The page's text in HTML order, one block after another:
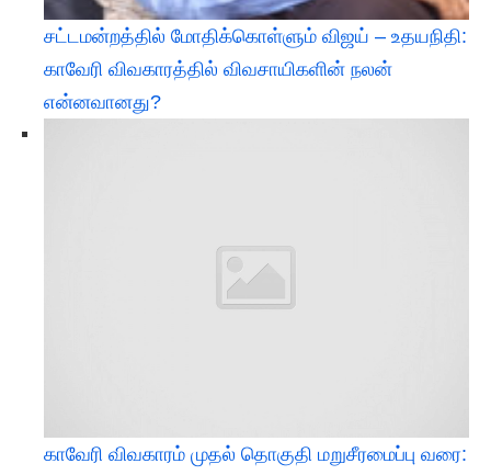
சட்டமன்றத்தில் மோதிக்கொள்ளும் விஜய் – உதயநிதி:
காவேரி விவகாரத்தில் விவசாயிகளின் நலன்
என்னவானது?
​காவேரி விவகாரம் முதல் தொகுதி மறுசீரமைப்பு வரை: